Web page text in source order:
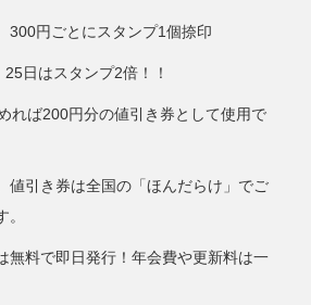
300円ごとにスタンプ1個捺印
日はスタンプ2倍！！
れば200円分の値引き券として使用で
値引き券は全国の「ほんだらけ」でご
無料で即日発行！年会費や更新料は一